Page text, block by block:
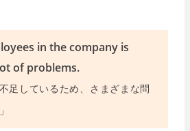
in the company is
of problems.
足しているため、さまざまな問